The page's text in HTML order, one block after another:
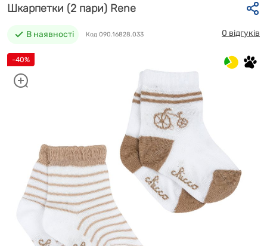
-40%
Шкарпетки (2 пари) Rene
В наявності Код 090.16828.033 0 відгуків